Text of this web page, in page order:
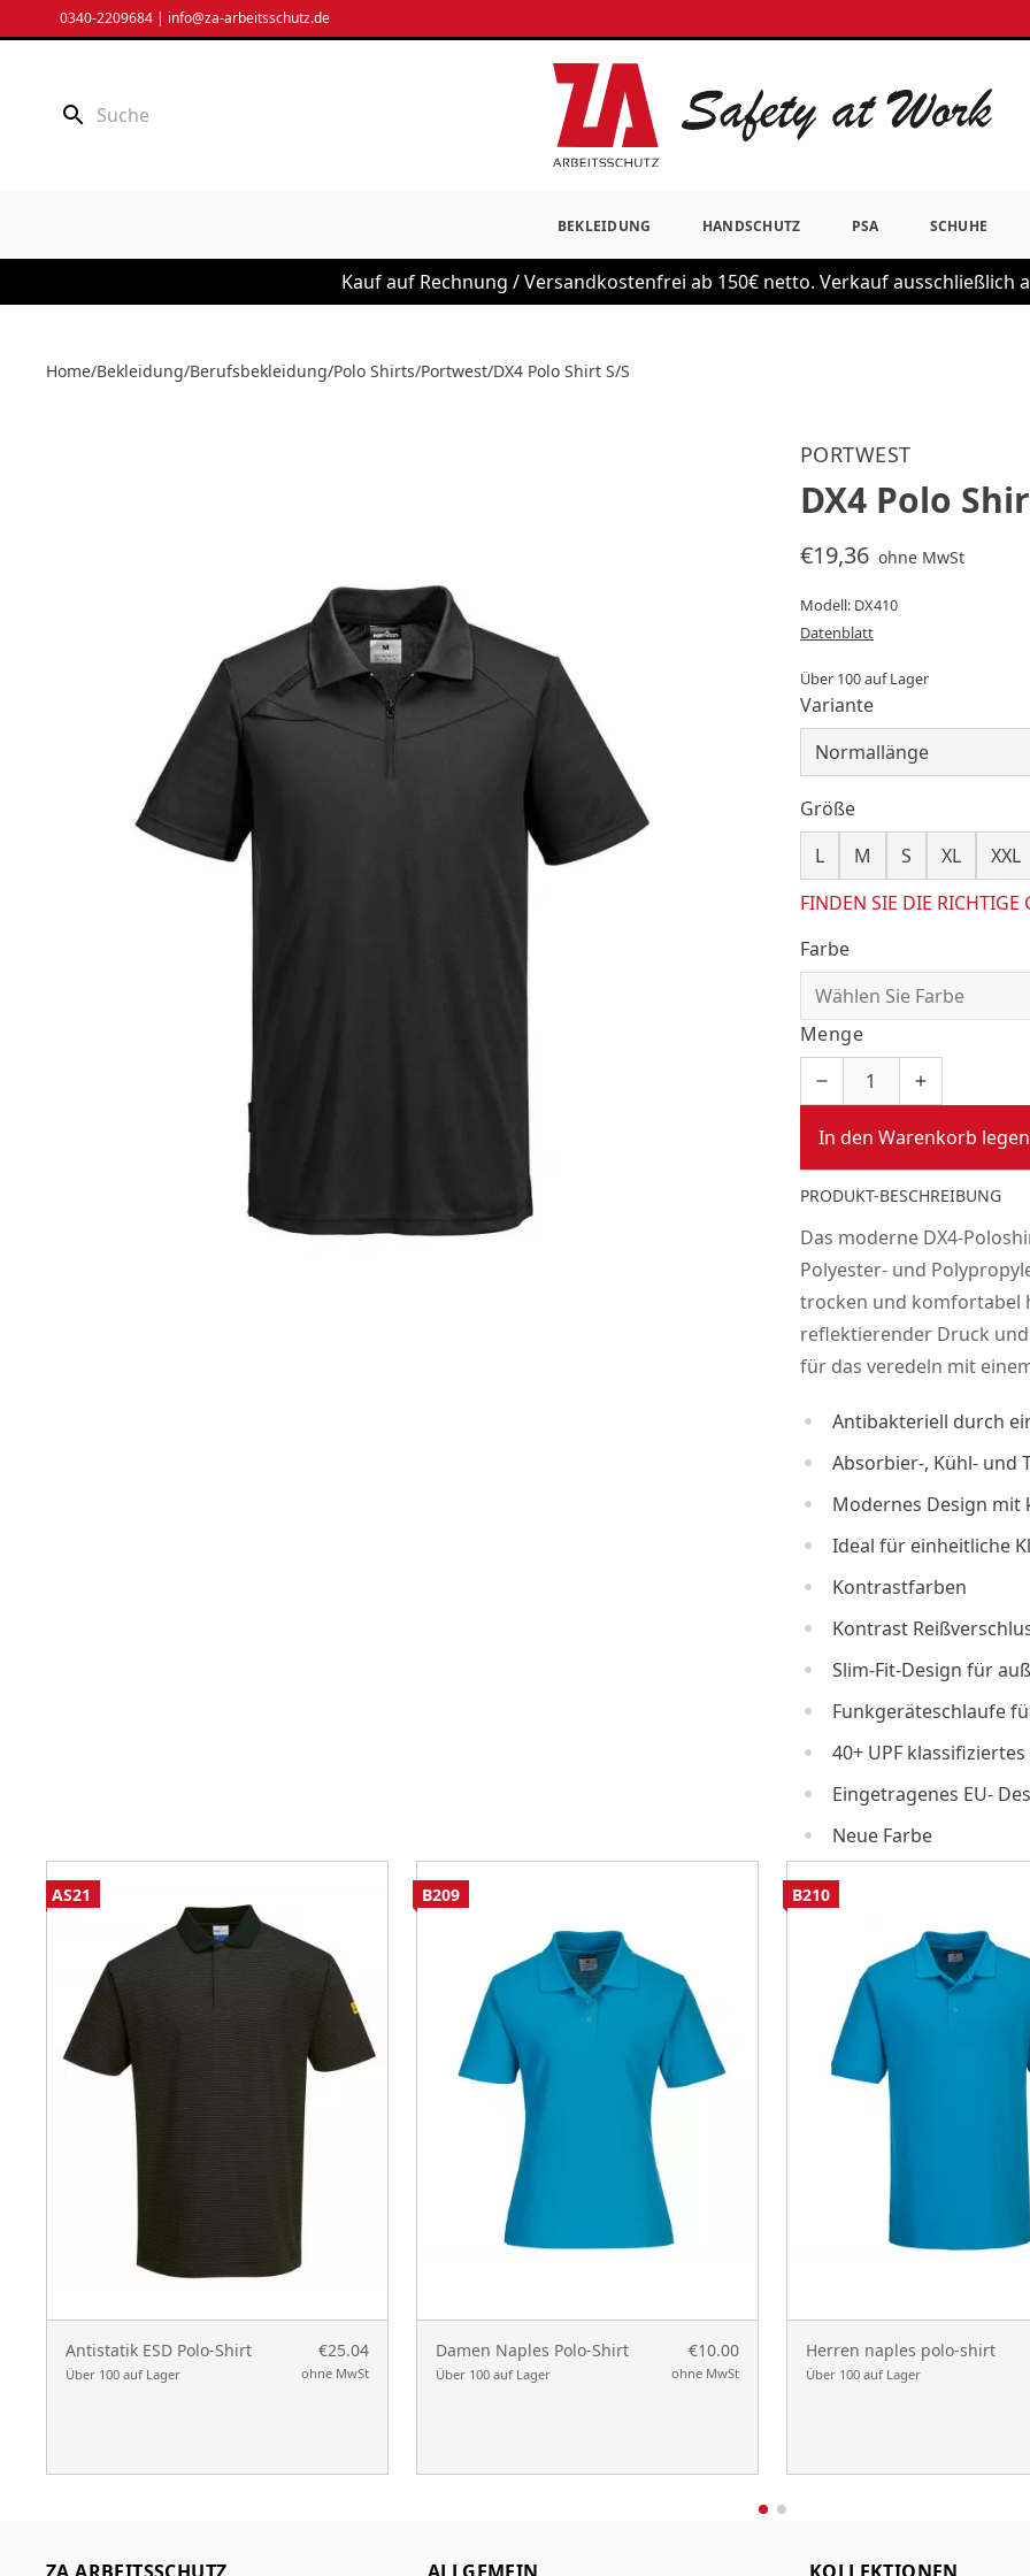
Inhalt
0340-2209684 | info@za-arbeitsschutz.de
BEKLEIDUNG HANDSCHUTZ PSA SCHUHE
Kauf auf Rechnung / Versandkostenfrei ab 150€ netto. Verkauf ausschließlich
Home/Bekleidung/Berufsbekleidung/Polo Shirts/Portwest/DX4 Polo Shirt S/S
PORTWEST
DX4 Polo
€19,36 ohne MwSt
Modell: DX410
Datenblatt
Über 100 auf Lager
Variante
Größe
L
M S XL XXL
FINDEN SIE DIE RICHTIGE
Farbe
Menge
In den Warenkorb legen
PRODUKT-BESCHREIBUNG
Das moderne DX4-
Polyester- und
trocken und komfortabel
reflektierender Druck
für das veredeln mit
Antibakteriell durch
Absorbier-, Kühl- und
Modernes Design mit
Ideal für einheitliche
Kontrastfarben
Kontrast
Slim-Fit-Design für
Funkgeräteschlaufe
40+ UPF
Eingetragenes EU-
Neue Farbe
Antistatik ESD Polo-Shirt
Über 100 auf Lager
€25.04
ohne MwSt
AS21
Damen Naples Polo-Shirt
Über 100 auf Lager
€10.00
ohne MwSt
B209
Herren naples polo-shirt
Über 100 auf Lager
B210
ZA ARBEITSSCHUTZ ALLGEMEIN KOLLEKTIONEN